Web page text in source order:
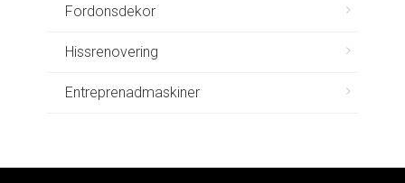
Fordonsdekor
Hissrenovering
Entreprenadmaskiner